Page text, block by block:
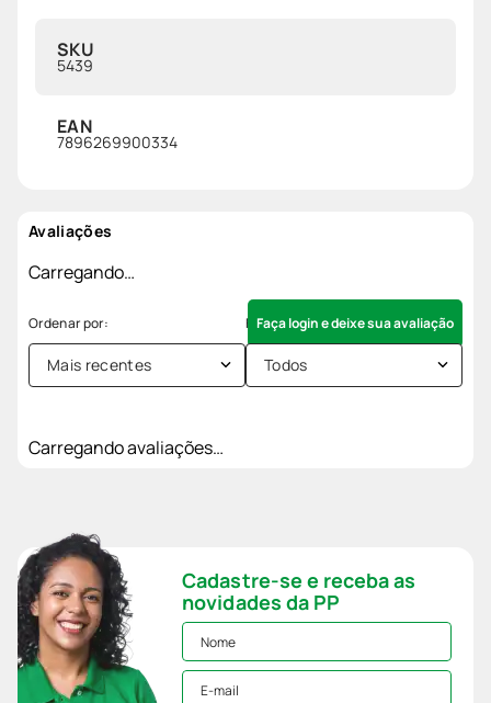
SKU
5439
EAN
7896269900334
Avaliações
Carregando…
Faça login e deixe sua avaliação
Mais recentes Todos
Carregando avaliações…
Cadastre-se e receba as
novidades da PP